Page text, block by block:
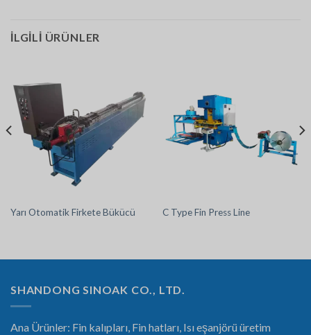
İLGILI ÜRÜNLER
Yarı Otomatik Firkete Bükücü C Type Fin Press Line
SHANDONG SINOAK CO., LTD.
Ana Ürünler: Fin kalıpları, Fin hatları, Isı eşanjörü üretim